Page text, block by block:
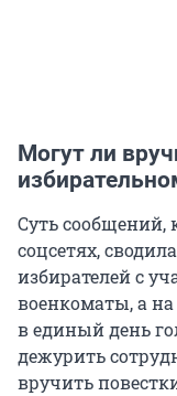
Могут ли
Суть сообщений,
соцсетях,
избирателей с
военкоматы, а
в единый день
дежурить
вручить